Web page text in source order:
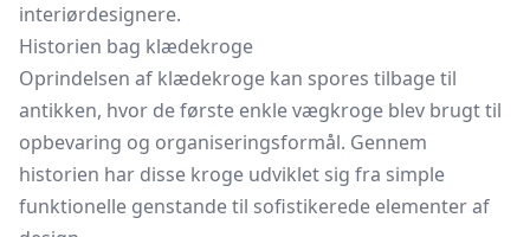
interiørdesignere.
Historien bag klædekroge
Oprindelsen af klædekroge kan spores tilbage til
antikken, hvor de første enkle vægkroge blev brugt til
opbevaring og organiseringsformål. Gennem
historien har disse kroge udviklet sig fra simple
funktionelle genstande til sofistikerede elementer af